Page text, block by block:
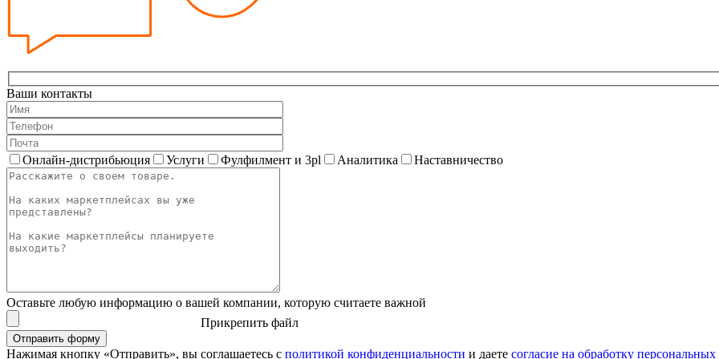
Ваши контакты
Онлайн-дистрибьюция Услуги Фулфилмент и 3pl Аналитика Наставничество
Оставьте любую информацию о вашей компании, которую считаете важной
Прикрепить файл
Нажимая кнопку «Отправить», вы соглашаетесь с политикой конфиденциальности и даете согласие на обработку